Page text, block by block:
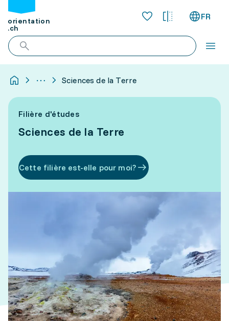
orientation
.ch
FR
Sciences de la Terre
Filière d'études
Sciences de la Terre
Cette filière est-elle pour moi?